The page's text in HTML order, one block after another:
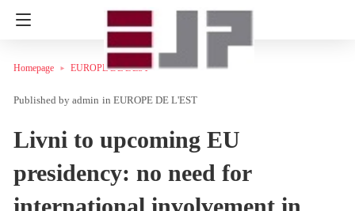
Homepage EUROPE DE L'EST
admin in EUROPE DE L'EST
Livni to upcoming EU
presidency: no need for
international involvement in